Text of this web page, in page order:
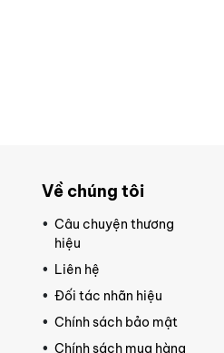
Về chúng tôi
Câu chuyện thương
hiệu
Liên hệ
Đối tác nhãn hiệu
Chính sách bảo mật
Chính sách mua hàng